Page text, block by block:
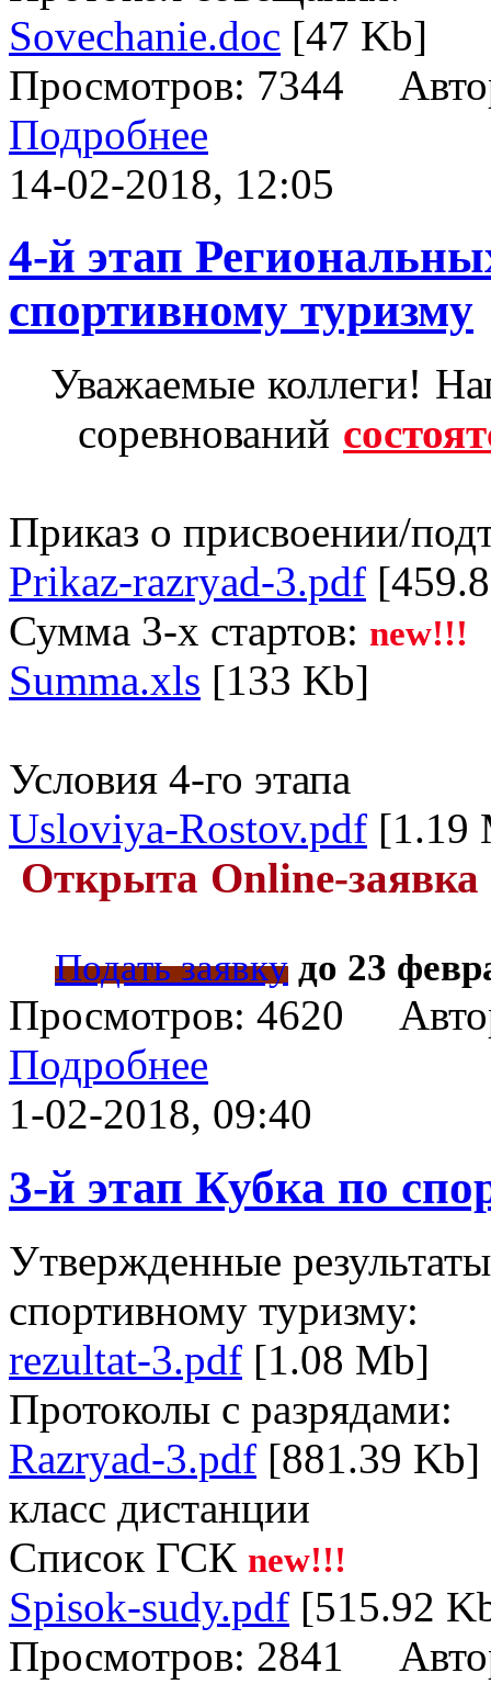
Sovechanie.doc [47 Kb]
Просмотров: 7344
Подробнее
14-02-2018, 12:05
4-й этап
спортивному туризму
Уважаемые коллеги!
соревнований
Приказ о присвоении/
Prikaz-razryad-3.pdf
Сумма 3-х стартов: new!!!
Summa.xls [133 Kb]
Условия 4-го этапа
Usloviya-Rostov.pdf [1.19
Открыта Online-заявка
Подать заявку до 23
Просмотров: 4620
Подробнее
1-02-2018, 09:40
3-й этап Кубка по
Утвержденные
спортивному туризму:
rezultat-3.pdf [1.08 Mb]
Протоколы с разрядами:
Razryad-3.pdf [881.39 Kb]
класс дистанции
Список ГСК new!!!
Spisok-sudy.pdf [515.92
Просмотров: 2841